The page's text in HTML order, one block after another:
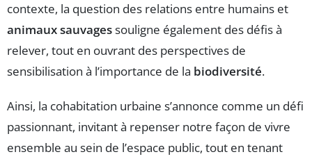
contexte, la question des relations entre humains et
animaux sauvagessouligne également des défis à
relever, tout en ouvrant des perspectives de
sensibilisation à l’importance de la biodiversité.
Ainsi, la cohabitation urbaine s’annonce comme un défi
passionnant, invitant à repenser notre façon de vivre
ensemble au sein de l’espace public, tout en tenant